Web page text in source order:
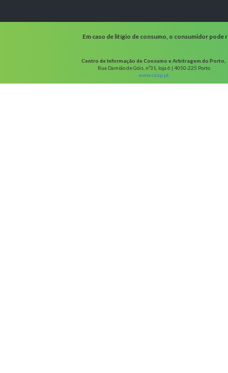
Em caso de litígio de consumo, o consumidor
Centro de Informação de Consumo e Arbitragem do Porto,
Rua Damião de Góis, nº31, loja 6 | 4050-225 Porto
www.cicap.pt